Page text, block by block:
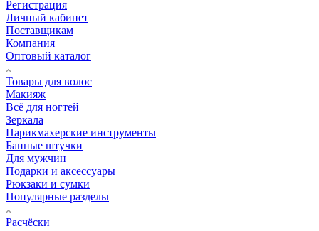
Регистрация
Личный кабинет
Поставщикам
Компания
Оптовый каталог
Товары для волос
Макияж
Всё для ногтей
Зеркала
Парикмахерские инструменты
Банные штучки
Для мужчин
Подарки и аксессуары
Рюкзаки и сумки
Популярные разделы
Расчёски